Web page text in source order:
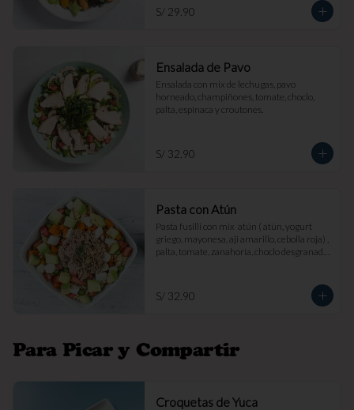
S/ 29.90
Ensalada de Pavo
Ensalada con mix de lechugas, pavo
horneado, champiñones, tomate, choclo,
palta, espinaca y croutones.
S/ 32.90
Pasta con Atún
Pasta fusilli con mix  atún ( atún, yogurt
griego, mayonesa, aji amarillo, cebolla roja) ,
palta, tomate, zanahoria, choclo desgranado
S/ 32.90
Para Picar y Compartir
Croquetas de Yuca